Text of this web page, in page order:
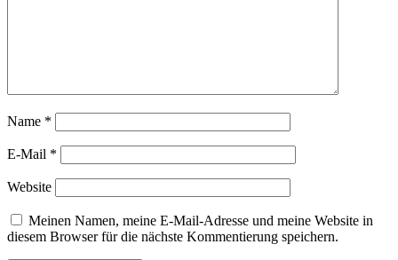
Name *
E-Mail *
Website
Meinen Namen, meine E-Mail-Adresse und meine Website in
diesem Browser für die nächste Kommentierung speichern.